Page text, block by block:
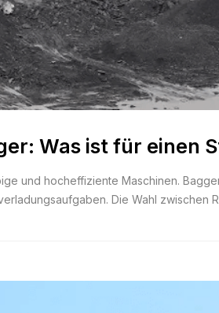
Was ist für einen
und hocheffiziente Maschinen.
Die Wahl